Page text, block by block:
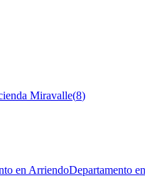
Miravalle(8)
en ArriendoDepartamento